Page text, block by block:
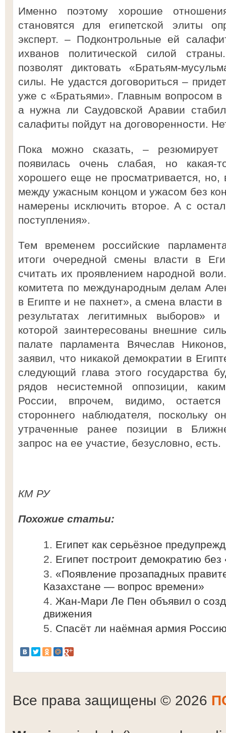
Именно поэтому хорошие
становятся для египетской элиты
эксперт. – Подконтрольные ей
ихванов политической силой
позволят диктовать «Братьям-
силы. Не удастся договориться –
уже с «Братьями». Главным вопросом в
а нужна ли Саудовской Аравии
салафиты пойдут на договоренности.
Пока можно сказать, –
появилась очень слабая, но какая-
хорошего еще не просматривается, но,
между ужасным концом и ужасом без
намерены исключить второе. А с
поступления».
Тем временем российские
итоги очередной смены власти в
считать их проявлением народной
комитета по международным делам
в Египте и не пахнет», а смена власти
результатах легитимных выборов»
которой заинтересованы внешние
палате парламента Вячеслав
заявил, что никакой демократии в
следующий глава этого государства
рядов несистемной оппозиции,
России, впрочем, видимо, остается
стороннего наблюдателя, поскольку
утраченные ранее позиции в
запрос на ее участие, безусловно, есть.
КМ РУ
Похожие статьи:
Египет как серьёзное
Египет построит демократию
«Появление прозападных
Казахстане — вопрос времени»
Жан-Мари Ле Пен объявил о
движения
Спасёт ли наёмная армия
Все права защищены © 2026